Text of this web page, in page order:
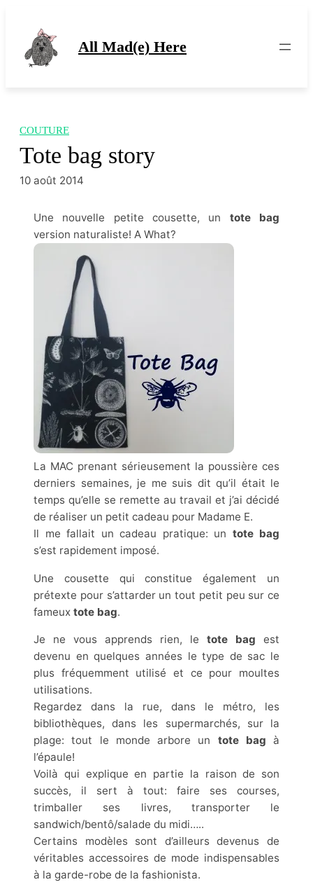
contenu
All Mad(e) Here
COUTURE
Tote bag story
10 août 2014
Une nouvelle petite cousette, un tote bag
version naturaliste! A What?
La MAC prenant sérieusement la poussière ces
derniers semaines, je me suis dit qu’il était le
temps qu’elle se remette au travail et j’ai décidé
de réaliser un petit cadeau pour Madame E.
Il me fallait un cadeau pratique: un tote bag
s’est rapidement imposé.
Une cousette qui constitue également un
prétexte pour s’attarder un tout petit peu sur ce
fameux tote bag.
Je ne vous apprends rien, le tote bag est
devenu en quelques années le type de sac le
plus fréquemment utilisé et ce pour moultes
utilisations.
Regardez dans la rue, dans le métro, les
bibliothèques, dans les supermarchés, sur la
plage: tout le monde arbore un tote bag à
l’épaule!
Voilà qui explique en partie la raison de son
succès, il sert à tout: faire ses courses,
trimballer ses livres, transporter le
sandwich/bentô/salade du midi…..
Certains modèles sont d’ailleurs devenus de
véritables accessoires de mode indispensables
à la garde-robe de la fashionista.